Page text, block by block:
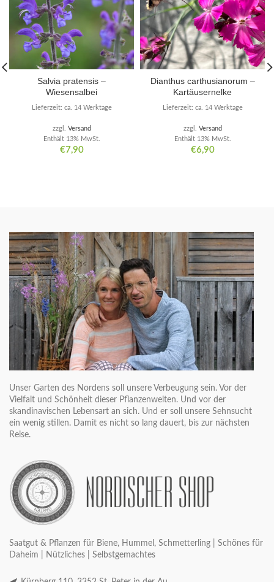
Salvia pratensis –
Wiesensalbei
€7,90
Enthält 13% MwSt.
zzgl. Versand
Lieferzeit: ca. 14 Werktage
Dianthus carthusianorum –
Kartäusernelke
€6,90
Enthält 13% MwSt.
zzgl. Versand
Lieferzeit: ca. 14 Werktage
Unser Garten des Nordens soll unsere Verbeugung sein. Vor der
Vielfalt und Schönheit dieser Pflanzenwelten. Und vor der
skandinavischen Lebensart an sich. Und er soll unsere Sehnsucht
ein wenig stillen. Damit es nicht so lang dauert, bis zur nächsten
Reise.
Saatgut & Pflanzen für Biene, Hummel, Schmetterling | Schönes für
Daheim | Nützliches | Selbstgemachtes